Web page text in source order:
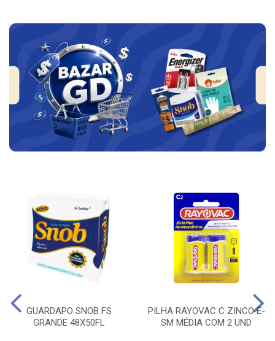
GUARDAPO SNOB FS
GRANDE 48X50FL
PILHA RAYOVAC C ZINCO E-
SM MÉDIA COM 2 UND